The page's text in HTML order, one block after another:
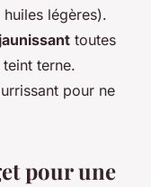
légères).
toutes
terne.
pour ne
pour une